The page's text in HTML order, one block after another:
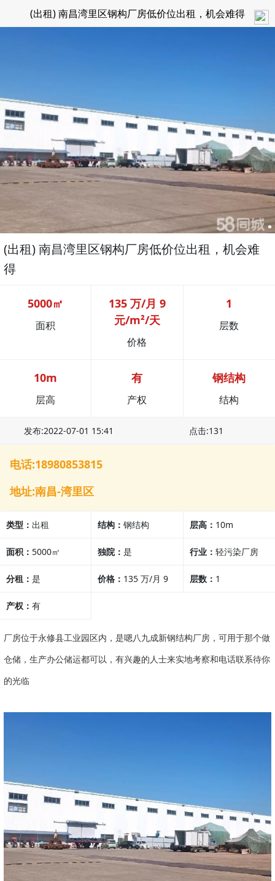
(出租) 南昌湾里区钢构厂房低价位出租，机会难得
(出租) 南昌湾里区钢构厂房低价位出租，机会难
得
5000㎡
面积
135 万/月 9
元/m²/天
价格
1
层数
10m
层高
有
产权
钢结构
结构
发布:2022-07-01 15:41 点击:131
电话:18980853815
地址:南昌-湾里区
类型： 出租 结构：钢结构 层高： 10m
面积： 5000㎡ 独院：是 行业： 轻污染厂房
分租： 是 价格： 135 万/月 9 层数： 1
产权： 有
厂房位于永修县工业园区内，是嗯八九成新钢结构厂房，可用于那个做
仓储，生产办公储运都可以，有兴趣的人士来实地考察和电话联系待你
的光临